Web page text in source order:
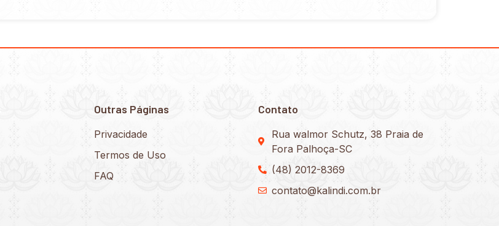
Outras Páginas
Privacidade
Termos de Uso
FAQ
Contato
Rua walmor Schutz, 38 Praia de
Fora Palhoça-SC
(48) 2012-8369
contato@kalindi.com.br